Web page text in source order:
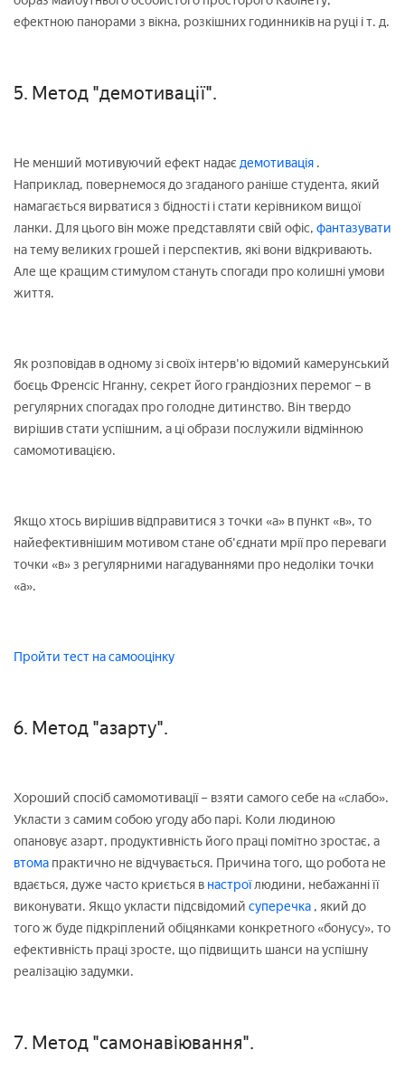
ефектною панорами з вікна, розкішних годинників на руці і т. д.
5. Метод "демотивації".
Не менший мотивуючий ефект надає демотивація .
Наприклад, повернемося до згаданого раніше студента, який
намагається вирватися з бідності і стати керівником вищої
ланки. Для цього він може представляти свій офіс, фантазувати
на тему великих грошей і перспектив, які вони відкривають.
Але ще кращим стимулом стануть спогади про колишні умови
життя.
Як розповідав в одному зі своїх інтерв'ю відомий камерунський
боєць Френсіс Нганну, секрет його грандіозних перемог – в
регулярних спогадах про голодне дитинство. Він твердо
вирішив стати успішним, а ці образи послужили відмінною
самомотивацією.
Якщо хтось вирішив відправитися з точки «а» в пункт «в», то
найефективнішим мотивом стане об'єднати мрії про переваги
точки «в» з регулярними нагадуваннями про недоліки точки
«а».
Пройти тест на самооцінку
6. Метод "азарту".
Хороший спосіб самомотивації – взяти самого себе на «слабо».
Укласти з самим собою угоду або парі. Коли людиною
опановує азарт, продуктивність його праці помітно зростає, а
втома практично не відчувається. Причина того, що робота не
вдається, дуже часто криється в настроїлюдини, небажанні її
виконувати. Якщо укласти підсвідомий суперечка , який до
того ж буде підкріплений обіцянками конкретного «бонусу», то
ефективність праці зросте, що підвищить шанси на успішну
реалізацію задумки.
7. Метод "самонавіювання".